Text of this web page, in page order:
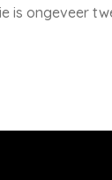
is ongeveer